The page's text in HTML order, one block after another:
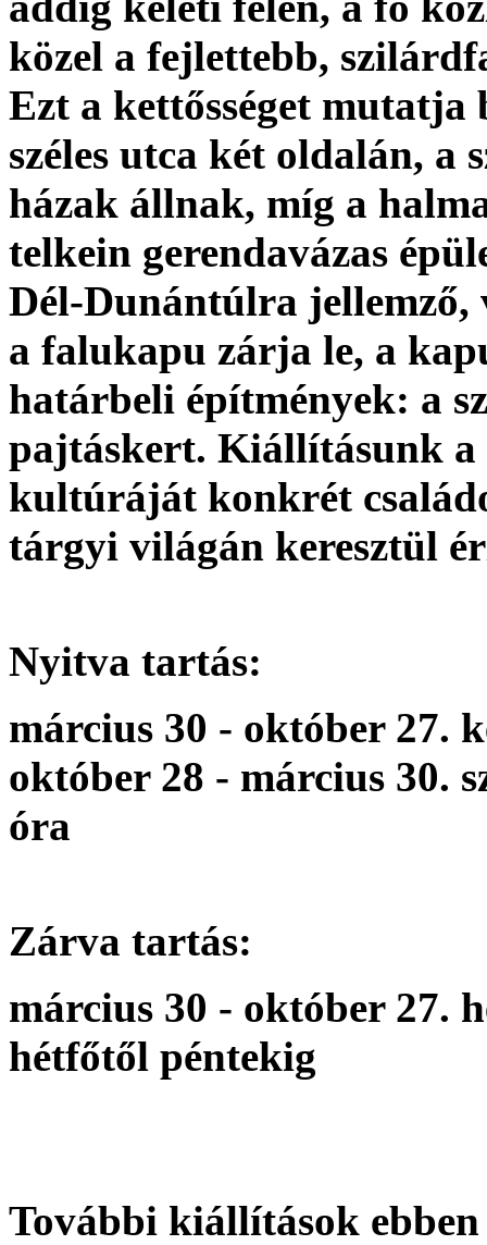
közel a fejlettebb,
Ezt a kettősséget mutatja
széles utca két oldalán, a
házak állnak, míg a
telkein gerendavázas
Dél-Dunántúlra jellemző,
a falukapu zárja le, a
határbeli építmények: a
pajtáskert. Kiállításunk a
kultúráját konkrét
tárgyi világán keresztül
Nyitva tartás:
március 30 - október 27.
október 28 - március 30.
óra
Zárva tartás:
március 30 - október 27.
hétfőtől péntekig
További kiállítások